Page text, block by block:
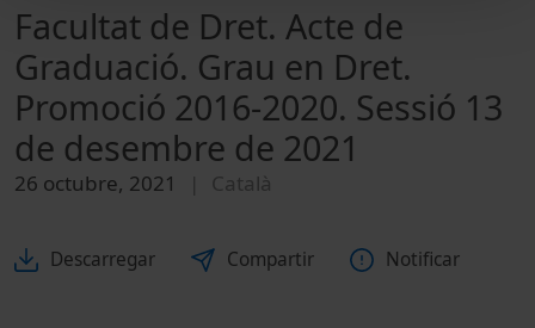
Facultat de Dret. Acte de
Graduació. Grau en Dret.
Promoció 2016-2020. Sessió 13
de desembre de 2021
26 octubre, 2021 Català
Descarregar Compartir Notificar